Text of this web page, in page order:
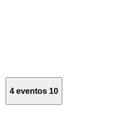
4 eventos 10